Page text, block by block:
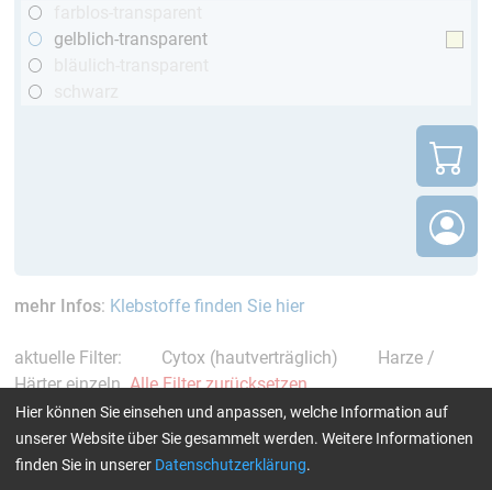
gelblich-transparent
mehr Infos: Klebstoffe finden Sie hier
aktuelle Filter: Cytox (hautverträglich)
Harze /
Härter einzeln Alle Filter zurücksetzen
Hier können Sie einsehen und anpassen, welche Information auf
unserer Website über Sie gesammelt werden. Weitere Informationen
finden Sie in unserer Datenschutzerklärung.